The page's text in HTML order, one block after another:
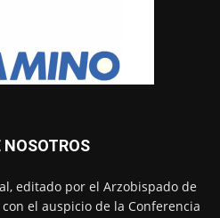
NOSOTROS
editado por el Arzobispado de
el auspicio de la Conferencia